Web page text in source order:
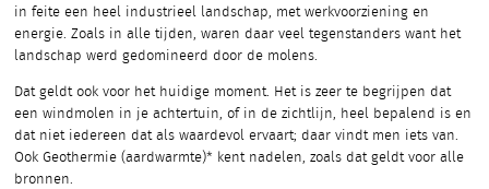
in feite een heel industrieel landschap, met werkvoorziening en
energie. Zoals in alle tijden, waren daar veel tegenstanders want het
landschap werd gedomineerd door de molens.
Dat geldt ook voor het huidige moment. Het is zeer te begrijpen dat
een windmolen in je achtertuin, of in de zichtlijn, heel bepalend is en
dat niet iedereen dat als waardevol ervaart; daar vindt men iets van.
Ook Geothermie (aardwarmte)* kent nadelen, zoals dat geldt voor alle
bronnen.